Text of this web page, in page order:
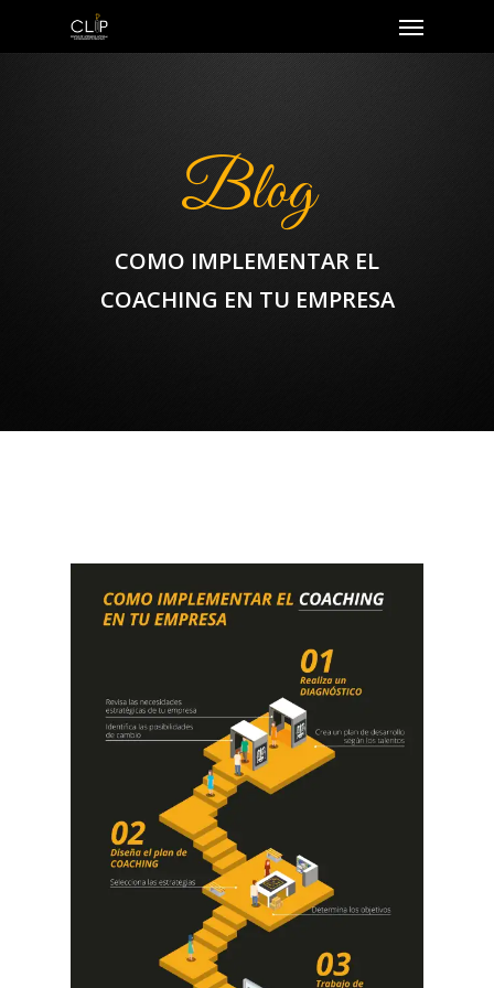
Blog
COMO IMPLEMENTAR EL
COACHING EN TU EMPRESA